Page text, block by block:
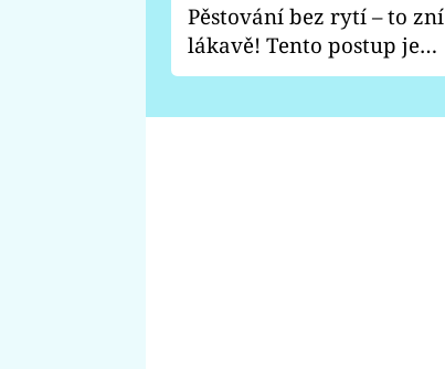
Pěstování bez rytí – to zní
lákavě! Tento postup je
vhodný jen pro některé